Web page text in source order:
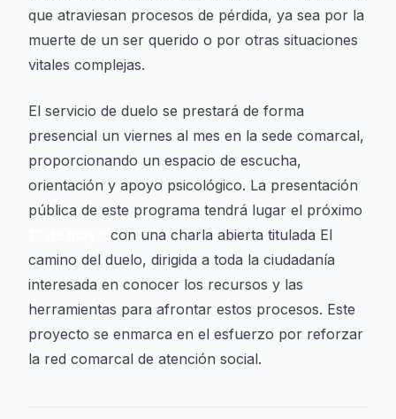
que atraviesan procesos de pérdida, ya sea por la
muerte de un ser querido o por otras situaciones
vitales complejas.
El servicio de duelo se prestará de forma
presencial un viernes al mes en la sede comarcal,
proporcionando un espacio de escucha,
orientación y apoyo psicológico. La presentación
pública de este programa tendrá lugar el próximo
con una charla abierta titulada El
camino del duelo, dirigida a toda la ciudadanía
interesada en conocer los recursos y las
herramientas para afrontar estos procesos. Este
proyecto se enmarca en el esfuerzo por reforzar
la red comarcal de atención social.